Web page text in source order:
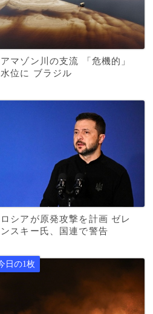
アマゾン川の支流 「危機的」
水位に ブラジル
ロシアが原発攻撃を計画 ゼレ
ンスキー氏、国連で警告